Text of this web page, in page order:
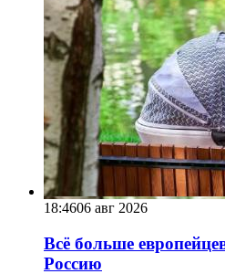
18:4606 авг 2026
Всё больше
Россию